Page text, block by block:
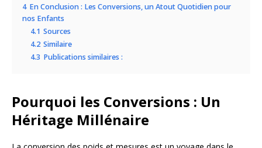
4 En Conclusion : Les Conversions, un Atout Quotidien pour
nos Enfants
4.1 Sources
4.2 Similaire
4.3 Publications similaires :
Pourquoi les Conversions : Un
Héritage Millénaire